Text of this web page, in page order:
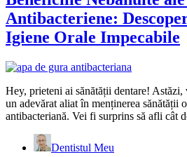
Antibacteriene:
Igiene Orale Impecabile
Hey, prieteni ai sănătății dentare! Astăzi,
un adevărat aliat în menținerea sănătății
antibacteriană. Vei fi surprins să afli cât
Dentistul Meu